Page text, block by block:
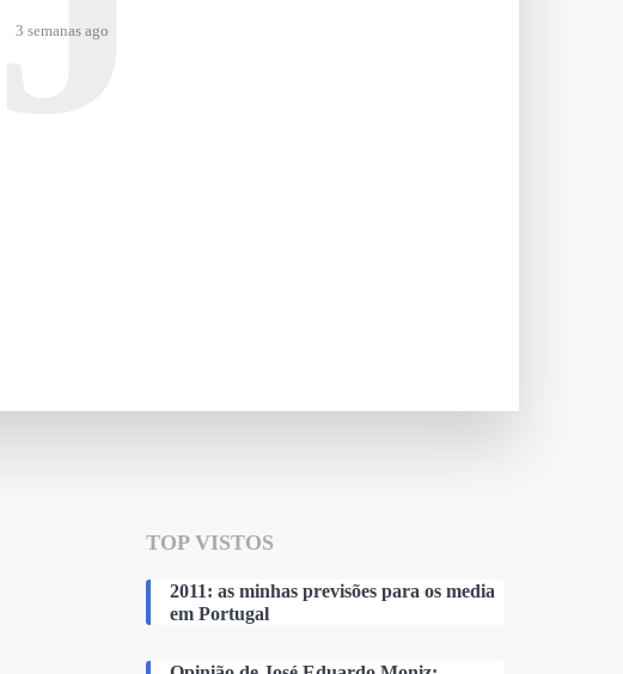
3 semanas ago
TOP VISTOS
2011: as minhas previsões para os media
em Portugal